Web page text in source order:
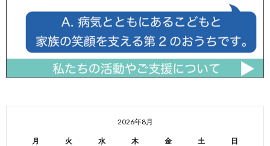
2026年8月
月 火 水 木 金 土 日